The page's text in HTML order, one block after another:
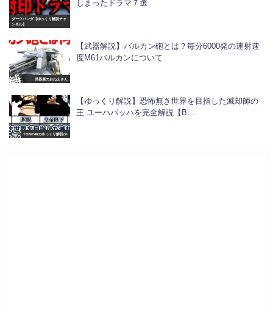
ダークパンダ【ゆっくり解説チャ
ンネル】
しまったドラマ７選
武器屋のおねえさん
【武器解説】バルカン砲とは？毎分6000発の連射速
度M61バルカンについて
TOMY46のゆっくり解説ch
【ゆっくり解説】恐怖無き世界を目指した滅却師の
王 ユーハバッハを完全解説【B…